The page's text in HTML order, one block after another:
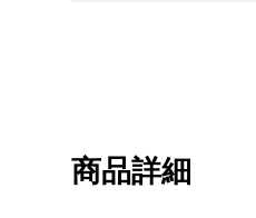
商品詳細